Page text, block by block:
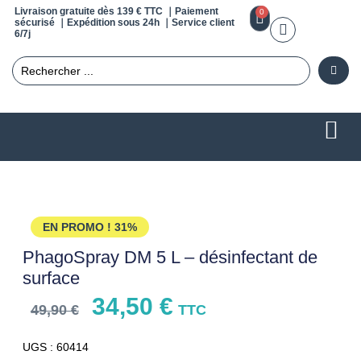
Livraison gratuite dès 139 € TTC ｜Paiement
sécurisé ｜Expédition sous 24h ｜Service client
6/7j
0
EN PROMO ! 31%
PhagoSpray DM 5 L – désinfectant de
surface
49,90€ 34,50 € TTC
UGS : 60414